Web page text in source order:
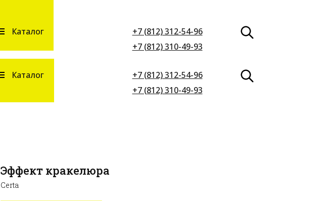
Каталог
+7 (812) 312-54-96
+7 (812) 310-49-93
Каталог
+7 (812) 312-54-96
+7 (812) 310-49-93
Эффект кракелюра
Certa